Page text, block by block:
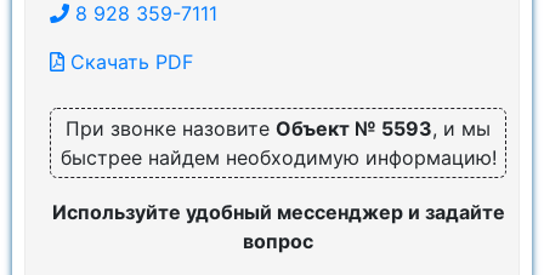
8 928 359-7111
Скачать PDF
При звонке назовите Объект № 5593, и мы
быстрее найдем необходимую информацию!
Используйте удобный мессенджер и задайте
вопрос